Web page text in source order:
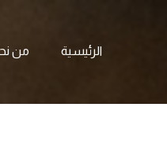
الرئيسية من